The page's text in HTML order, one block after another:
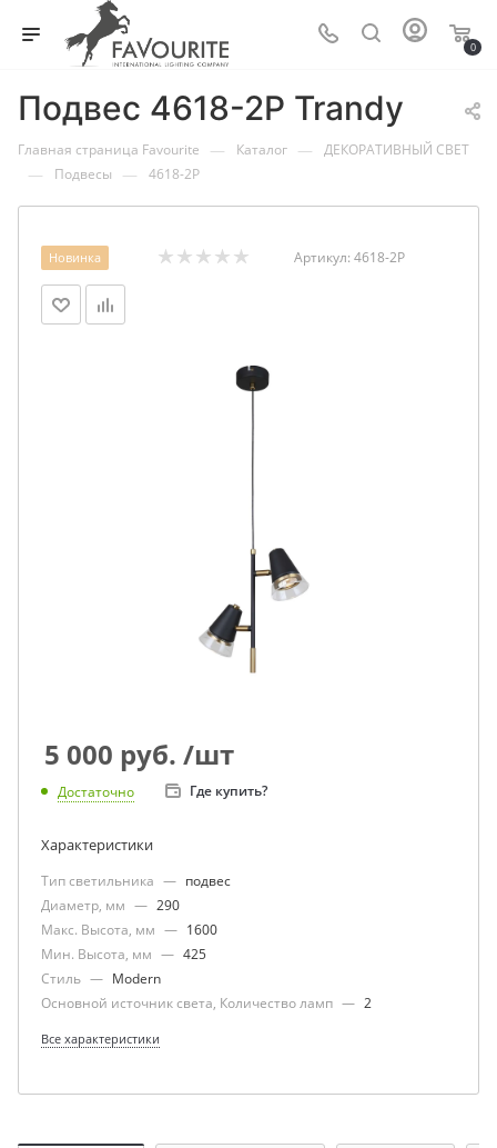
0
Подвес 4618-2P Trandy
Главная страница Favourite — Каталог — ДЕКОРАТИВНЫЙ СВЕТ
— Подвесы — 4618-2P
Новинка Артикул: 4618-2P
5 000 руб. /шт
Достаточно Где купить?
Характеристики
Тип светильника — подвес
Диаметр, мм — 290
Макс. Высота, мм — 1600
Мин. Высота, мм — 425
Стиль — Modern
Основной источник света, Количество ламп — 2
Все характеристики